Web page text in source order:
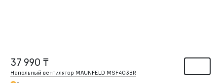
37 990 ₸
Напольный вентилятор MAUNFELD MSF403BR